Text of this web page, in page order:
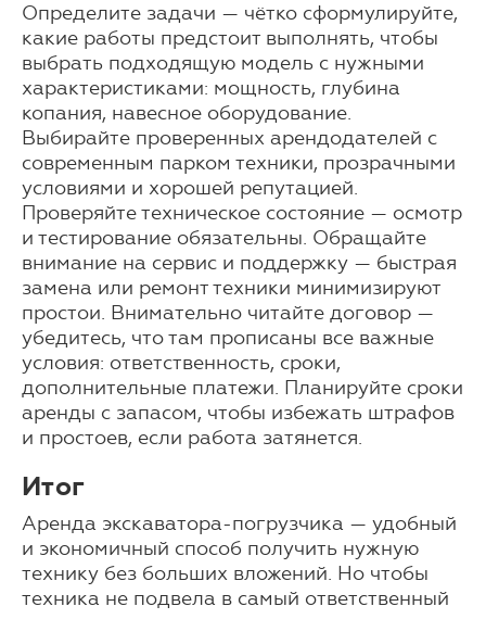
Определите задачи — чётко сформулируйте,
какие работы предстоит выполнять, чтобы
выбрать подходящую модель с нужными
характеристиками: мощность, глубина
копания, навесное оборудование.
Выбирайте проверенных арендодателей с
современным парком техники, прозрачными
условиями и хорошей репутацией.
Проверяйте техническое состояние — осмотр
и тестирование обязательны. Обращайте
внимание на сервис и поддержку — быстрая
замена или ремонт техники минимизируют
простои. Внимательно читайте договор —
убедитесь, что там прописаны все важные
условия: ответственность, сроки,
дополнительные платежи. Планируйте сроки
аренды с запасом, чтобы избежать штрафов
и простоев, если работа затянется.
Итог
Аренда экскаватора-погрузчика — удобный
и экономичный способ получить нужную
технику без больших вложений. Но чтобы
техника не подвела в самый ответственный